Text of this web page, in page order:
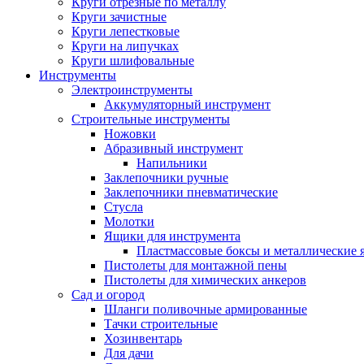
Круги зачистные
Круги лепестковые
Круги на липучках
Круги шлифовальные
Инструменты
Электроинструменты
Аккумуляторный инструмент
Строительные инструменты
Ножовки
Абразивный инструмент
Напильники
Заклепочники ручные
Заклепочники пневматические
Стусла
Молотки
Ящики для инструмента
Пластмассовые боксы и металлические
Пистолеты для монтажной пены
Пистолеты для химических анкеров
Сад и огород
Шланги поливочные армированные
Тачки строительные
Хозинвентарь
Для дачи